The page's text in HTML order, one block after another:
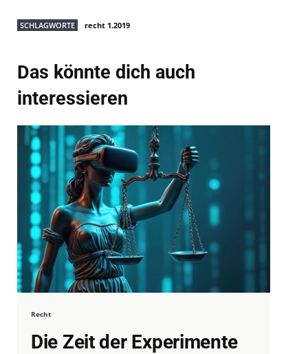
SCHLAGWORTE recht 1.2019
Das könnte dich auch
interessieren
Recht
Die Zeit der Experimente